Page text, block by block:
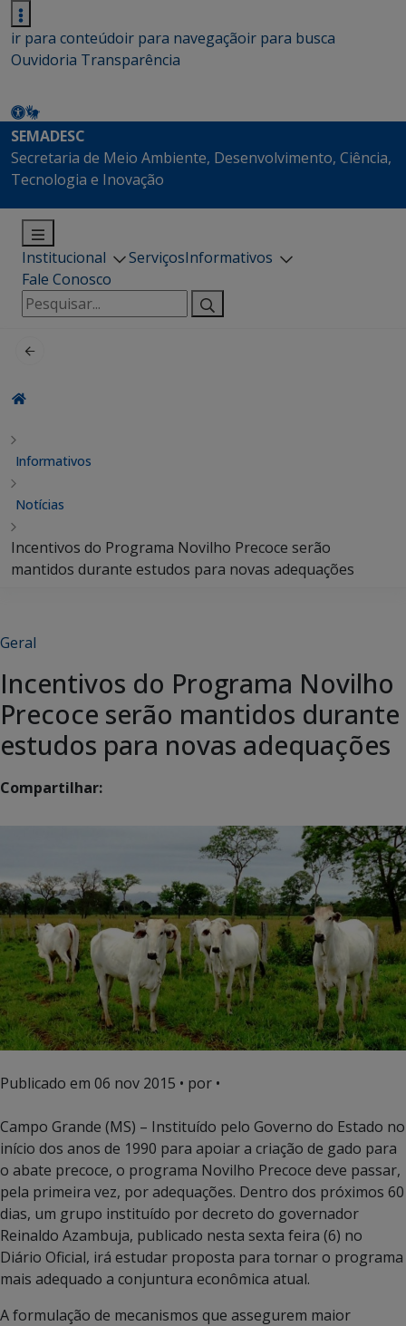
ir para conteúdoir para navegaçãoir para busca
Ouvidoria Transparência
SEMADESC
Secretaria de Meio Ambiente, Desenvolvimento, Ciência,
Tecnologia e Inovação
Institucional ServiçosInformativos
Fale Conosco
Pesquisar
por:
Informativos
Notícias
Incentivos do Programa Novilho Precoce serão
mantidos durante estudos para novas adequações
Geral
Incentivos do Programa Novilho
Precoce serão mantidos durante
estudos para novas adequações
Compartilhar:
Publicado em 06 nov 2015 • por •
Campo Grande (MS) – Instituído pelo Governo do Estado no
início dos anos de 1990 para apoiar a criação de gado para
o abate precoce, o programa Novilho Precoce deve passar,
pela primeira vez, por adequações. Dentro dos próximos 60
dias, um grupo instituído por decreto do governador
Reinaldo Azambuja, publicado nesta sexta feira (6) no
Diário Oficial, irá estudar proposta para tornar o programa
mais adequado a conjuntura econômica atual.
A formulação de mecanismos que assegurem maior